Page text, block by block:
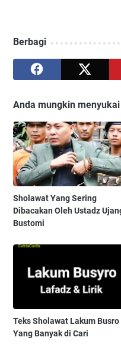
Berbagi
Anda mungkin
Sholawat Yang Sering
Dibacakan Oleh Ustadz
Bustomi
Teks Sholawat Lakum Busro
Yang Banyak di Cari